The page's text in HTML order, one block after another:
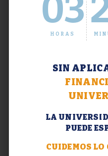
03
HORAS
SIN
LA
PUEDE
CUIDEMOS
Extensión.